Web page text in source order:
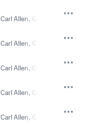
Carl Allen, Gary Fisher
Carl Allen, Gary Fisher
Carl Allen, Gary Fisher
Carl Allen, Gary Fisher
Carl Allen, Gary Fisher